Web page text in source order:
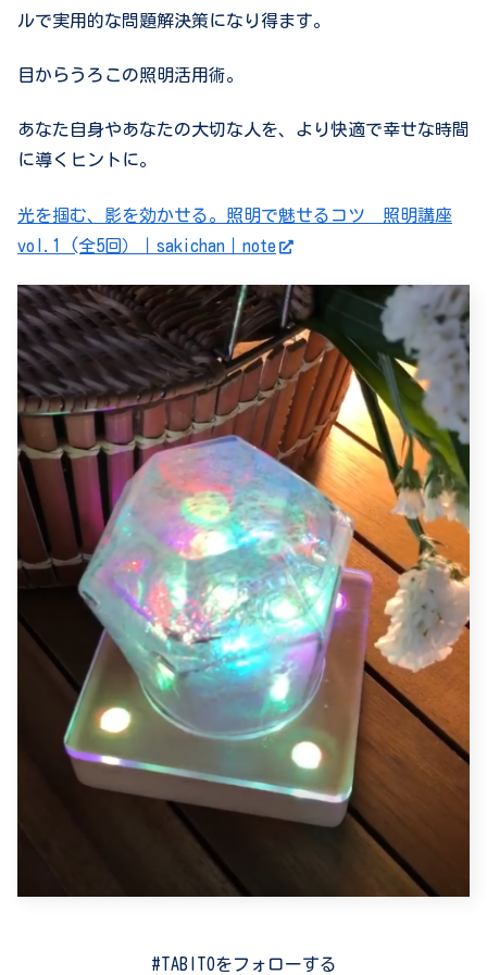
ルで実用的な問題解決策になり得ます。
目からうろこの照明活用術。
あなた自身やあなたの大切な人を、より快適で幸せな時間
に導くヒントに。
光を掴む、影を効かせる。照明で魅せるコツ 照明講座
vol.1 (全5回）｜sakichan｜note
#TABITOをフォローする